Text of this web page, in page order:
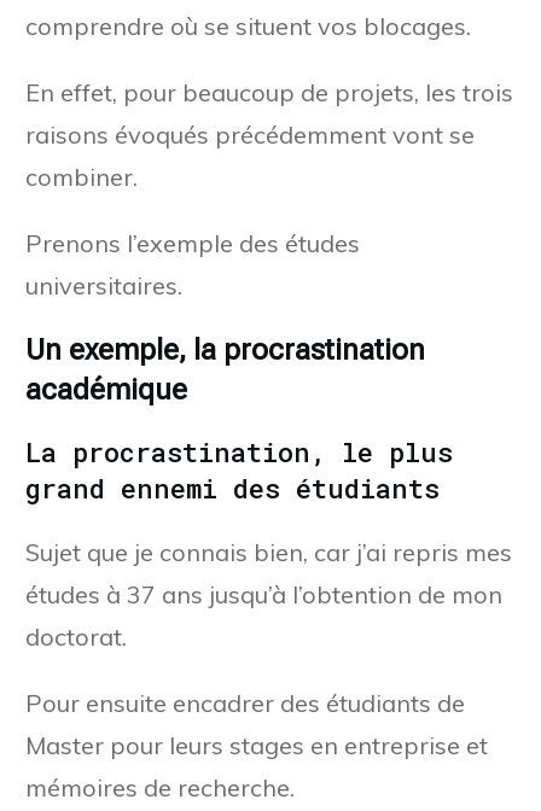
comprendre où se situent vos blocages.
En effet, pour beaucoup de projets, les trois
raisons évoqués précédemment vont se
combiner.
Prenons l’exemple des études
universitaires.
Un exemple, la procrastination
académique
La procrastination, le plus
grand ennemi des étudiants
Sujet que je connais bien, car j’ai repris mes
études à 37 ans jusqu’à l’obtention de mon
doctorat.
Pour ensuite encadrer des étudiants de
Master pour leurs stages en entreprise et
mémoires de recherche.